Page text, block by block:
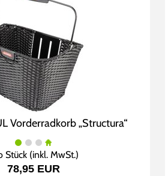
Vorderradkorb „Structura“
Stück (inkl. MwSt.)
78,95 EUR